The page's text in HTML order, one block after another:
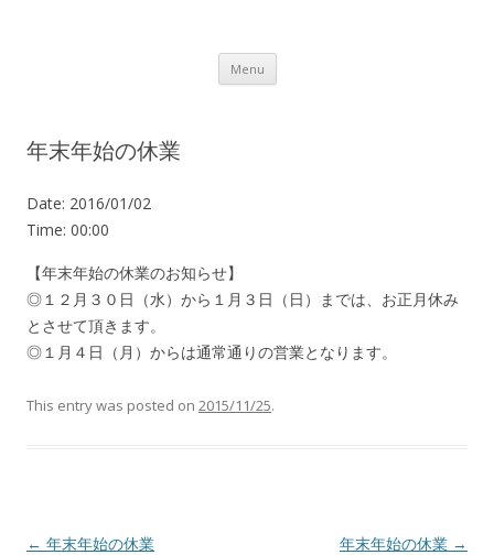
Menu Skip to content
年末年始の休業
Date: 2016/01/02
Time: 00:00
【年末年始の休業のお知らせ】
◎１２月３０日（水）から１月３日（日）までは、お正月休み
とさせて頂きます。
◎１月４日（月）からは通常通りの営業となります。
This entry was posted on 2015/11/25.
Post navigation
← 年末年始の休業 年末年始の休業 →